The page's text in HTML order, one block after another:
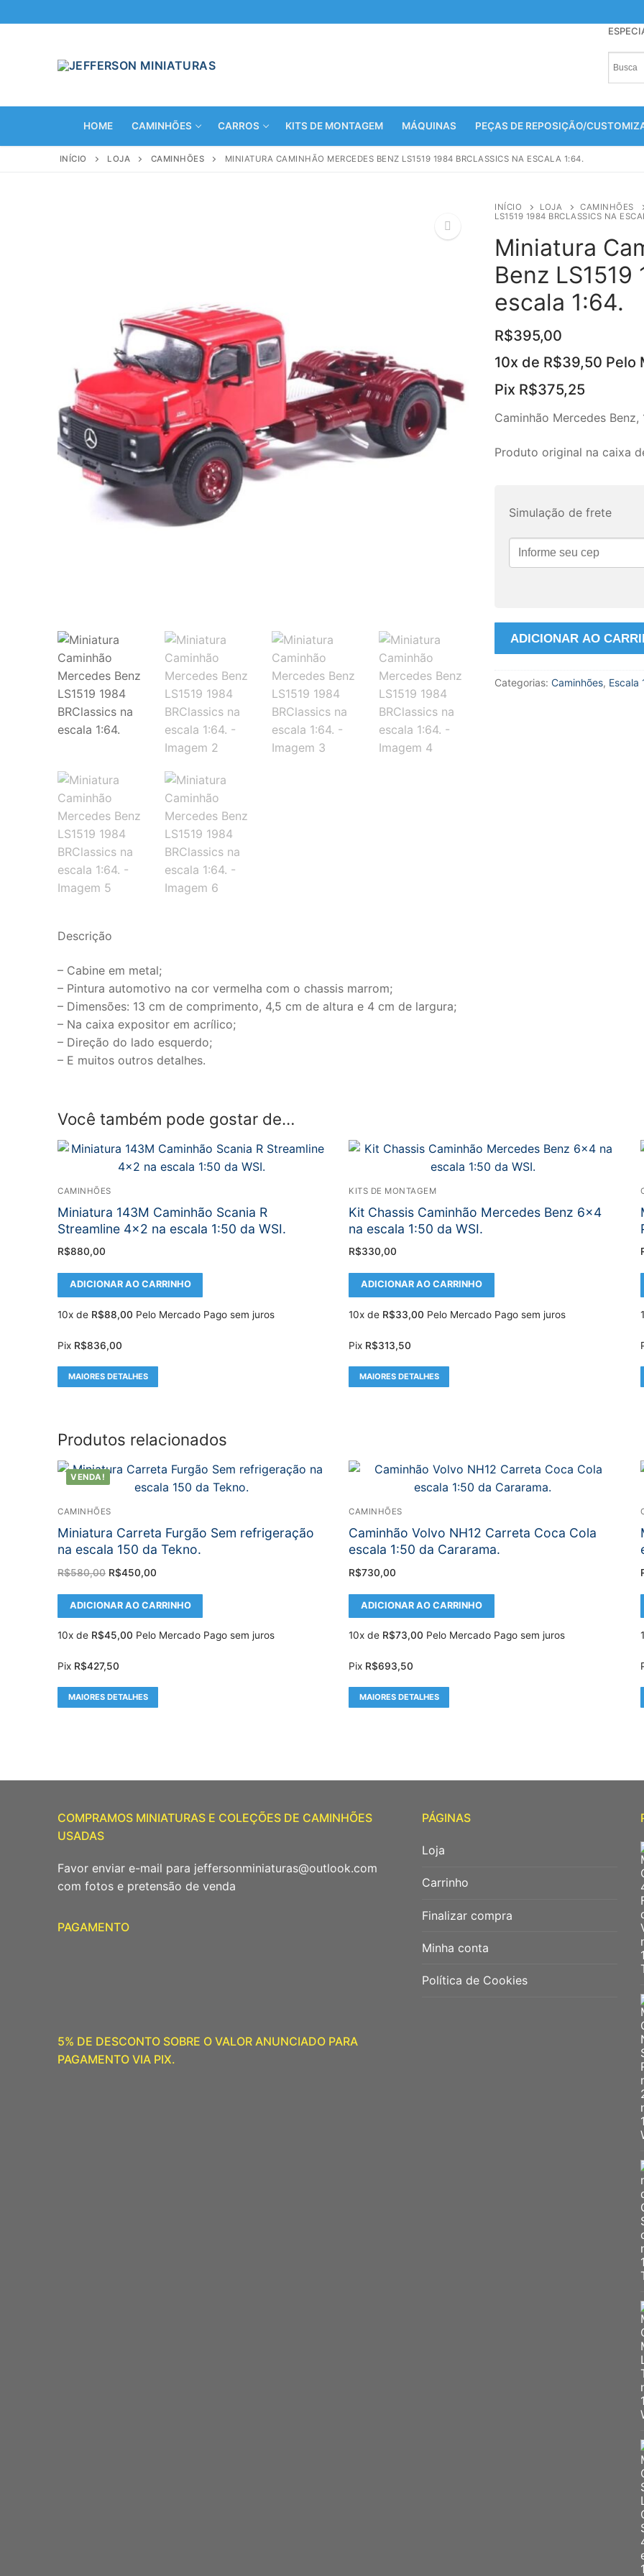
para
HOME CAMINHÕES CARROS KITS DE MONTAGEM MÁQUINAS PEÇAS DE REPOSIÇÃO/
INÍCIO LOJA CAMINHÕES MINIATURA CAMINHÃO MERCEDES BENZ LS1519 1984 BRCLASSICS NA ESCALA 1:64.
INÍCIO LOJA
CAMINHÕES
LS1519 1984 BRCLASSICS NA
Miniatura
Benz
escala 1:64.
R$395,00
10x de R$39,50 Pelo
Pix R$375,25
Caminhão Mercedes
Produto original na caixa
Simulação de frete
Miniatura
Benz
ADICIONAR AO
Categorias: Caminhões, Escala
Descrição
– Cabine em metal;
– Pintura automotivo na cor vermelha com o chassis marrom;
– Dimensões: 13 cm de comprimento, 4,5 cm de altura e 4 cm de largura;
– Na caixa expositor em acrílico;
– Direção do lado esquerdo;
– E muitos outros detalhes.
Você também pode gostar de…
CAMINHÕES
Miniatura 143M Caminhão Scania R
Streamline 4×2 na escala 1:50 da WSI.
R$880,00
ADICIONAR AO CARRINHO
10x de R$88,00 Pelo Mercado Pago sem juros
Pix R$836,00
MAIORES DETALHES
KITS DE MONTAGEM
Kit Chassis Caminhão Mercedes Benz 6×4
na escala 1:50 da WSI.
R$330,00
ADICIONAR AO CARRINHO
10x de R$33,00 Pelo Mercado Pago sem juros
Pix R$313,50
MAIORES DETALHES
Produtos relacionados
VENDA!
CAMINHÕES
Miniatura Carreta Furgão Sem refrigeração
na escala 150 da Tekno.
R$580,00 O
preço
era:
R$580,00.
R$450,00
é:
R$450,00.
ADICIONAR AO CARRINHO
10x de R$45,00 Pelo Mercado Pago sem juros
Pix R$427,50
MAIORES DETALHES
CAMINHÕES
Caminhão Volvo NH12 Carreta Coca Cola
escala 1:50 da Cararama.
R$730,00
ADICIONAR AO CARRINHO
10x de R$73,00 Pelo Mercado Pago sem juros
Pix R$693,50
MAIORES DETALHES
COMPRAMOS MINIATURAS E COLEÇÕES DE CAMINHÕES
USADAS
Favor enviar e-mail para jeffersonminiaturas@outlook.com
com fotos e pretensão de venda
PAGAMENTO
5% DE DESCONTO SOBRE O VALOR ANUNCIADO PARA
PAGAMENTO VIA PIX.
PÁGINAS
Loja
Carrinho
Finalizar compra
Minha conta
Política de Cookies